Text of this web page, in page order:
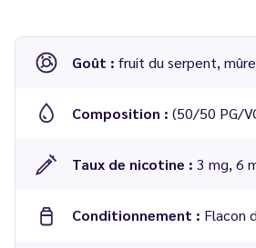
Goût : fruit du serpent,
Composition : (50/50 PG/
Taux de nicotine : 3 mg, 6
Conditionnement : Flacon